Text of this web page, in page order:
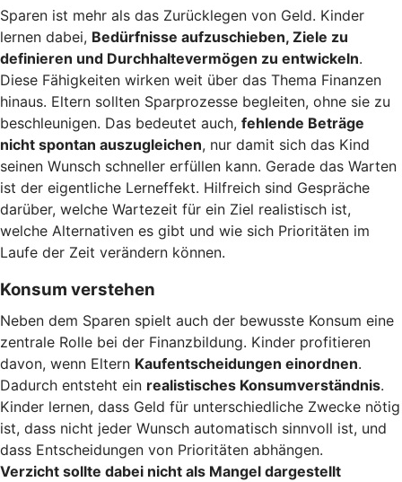
Sparen ist mehr als das Zurücklegen von Geld. Kinder
lernen dabei, Bedürfnisse aufzuschieben, Ziele zu
definieren und Durchhaltevermögen zu entwickeln.
Diese Fähigkeiten wirken weit über das Thema Finanzen
hinaus. Eltern sollten Sparprozesse begleiten, ohne sie zu
beschleunigen. Das bedeutet auch, fehlende Beträge
nicht spontan auszugleichen, nur damit sich das Kind
seinen Wunsch schneller erfüllen kann. Gerade das Warten
ist der eigentliche Lerneffekt. Hilfreich sind Gespräche
darüber, welche Wartezeit für ein Ziel realistisch ist,
welche Alternativen es gibt und wie sich Prioritäten im
Laufe der Zeit verändern können.
Konsum verstehen
Neben dem Sparen spielt auch der bewusste Konsum eine
zentrale Rolle bei der Finanzbildung. Kinder profitieren
davon, wenn Eltern Kaufentscheidungen einordnen.
Dadurch entsteht ein realistisches Konsumverständnis.
Kinder lernen, dass Geld für unterschiedliche Zwecke nötig
ist, dass nicht jeder Wunsch automatisch sinnvoll ist, und
dass Entscheidungen von Prioritäten abhängen.
Verzicht sollte dabei nicht als Mangel dargestellt